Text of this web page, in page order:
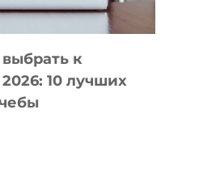
к
10 лучших